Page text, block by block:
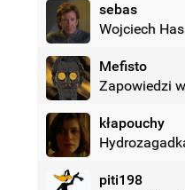
sebas
Wojciech Has
Mefisto
kłapouchy
piti198